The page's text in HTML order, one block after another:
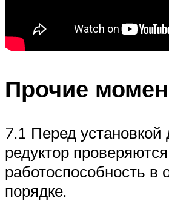
Прочие
7.1 Перед установкой
редуктор
работоспособность в
порядке.